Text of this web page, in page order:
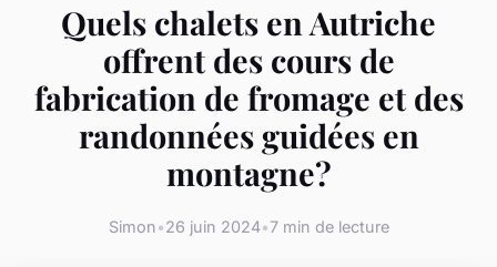
Quels chalets en Autriche
offrent des cours de
fabrication de fromage et des
randonnées guidées en
montagne?
Simon•26 juin 2024•7 min de lecture